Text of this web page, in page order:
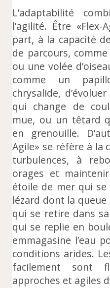
L’adaptabilité
l’agilité. Être «Flex-
part, à la capacité
de parcours,
ou une volée
comme un
chrysalide,
qui change de
mue, ou un têtard
en grenouille.
Agile» se réfère à la
turbulences, à
orages et
étoile de mer qui
lézard dont la
qui se retire dans
qui se replie en
emmagasine l’eau
conditions arides.
facilement sont
approches et agiles